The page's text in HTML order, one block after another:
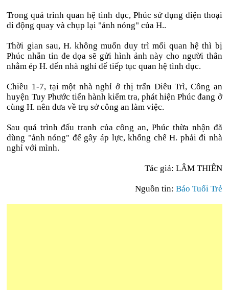
Trong quá trình quan hệ tình dục, Phúc sử dụng điện thoại
di động quay và chụp lại "ảnh nóng" của H..
Thời gian sau, H. không muốn duy trì mối quan hệ thì bị
Phúc nhắn tin đe dọa sẽ gửi hình ảnh này cho người thân
nhằm ép H. đến nhà nghỉ để tiếp tục quan hệ tình dục.
Chiều 1-7, tại một nhà nghỉ ở thị trấn Diêu Trì, Công an
huyện Tuy Phước tiến hành kiểm tra, phát hiện Phúc đang ở
cùng H. nên đưa về trụ sở công an làm việc.
Sau quá trình đấu tranh của công an, Phúc thừa nhận đã
dùng "ảnh nóng" để gây áp lực, khống chế H. phải đi nhà
nghỉ với mình.
Tác giả: LÂM THIÊN
Nguồn tin: Báo Tuổi Trẻ